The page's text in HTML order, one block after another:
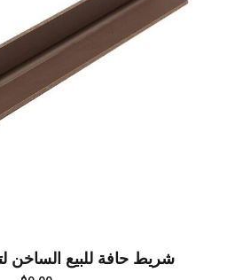
شريط حافة للبيع الساخن